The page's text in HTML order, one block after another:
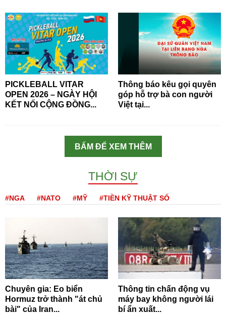
PICKLEBALL VITAR
OPEN 2026 – NGÀY HỘI
KẾT NỐI CỘNG ĐỒNG...
Thông báo kêu gọi quyên
góp hỗ trợ bà con người
Việt tại...
BẤM ĐỂ XEM THÊM
THỜI SỰ
#NGA #NATO #MỸ #TIỀN KỸ THUẬT SỐ
Chuyên gia: Eo biển
Hormuz trở thành "át chủ
bài" của Iran...
Thông tin chấn động vụ
máy bay không người lái
bí ẩn xuất...